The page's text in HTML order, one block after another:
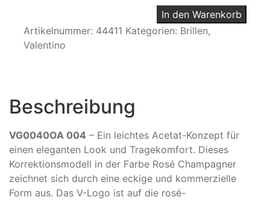
In den Warenkorb
Artikelnummer: 44411 Kategorien: Brillen,
Valentino
Beschreibung
VG0040OA 004 – Ein leichtes Acetat-Konzept für
einen eleganten Look und Tragekomfort. Dieses
Korrektionsmodell in der Farbe Rosé Champagner
zeichnet sich durch eine eckige und kommerzielle
Form aus. Das V-Logo ist auf die rosé-